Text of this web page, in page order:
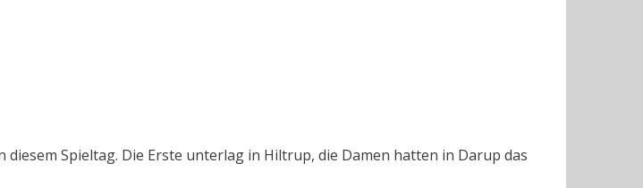
Spieltag. Die Erste unterlag in Hiltrup, die Damen hatten in Darup das